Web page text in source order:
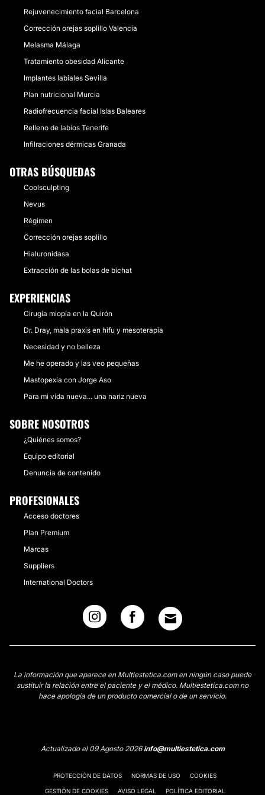
Rejuvenecimiento facial Barcelona
Corrección orejas soplillo Valencia
Melasma Málaga
Tratamiento obesidad Alicante
Implantes labiales Sevilla
Plan nutricional Murcia
Radiofrecuencia facial Islas Baleares
Relleno de labios Tenerife
Infilraciones dérmicas Granada
OTRAS BÚSQUEDAS
Coolsculpting
Nevus
Régimen
Corrección orejas soplillo
Hialuronidasa
Extracción de las bolas de bichat
EXPERIENCIAS
Cirugía miopía en la Quirón
Dr. Dray, mala praxis en hifu y mesoterapia
Necesidad y no belleza
Me he operado y las veo pequeñas
Mastopexia con Jorge Aso
Para mi vida nueva... una nariz nueva
SOBRE NOSOTROS
¿Quiénes somos?
Equipo editorial
Denuncia de contenido
PROFESIONALES
Acceso doctores
Plan Premium
Marcas
Suppliers
International Doctors
La información que aparece en Multiestetica.com en ningún caso puede
sustituir la relación entre el paciente y el médico. Multiestetica.com no
hace apología de un producto comercial o de un servicio.
Actualizado el 09 Agosto 2026info@multiestetica.com
PROTECCIÓN DE DATOS NORMAS DE USO COOKIES
GESTIÓN DE COOKIES AVISO LEGAL POLÍTICA EDITORIAL